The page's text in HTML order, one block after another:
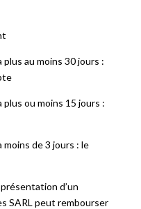
au moins 30 jours :
ou moins 15 jours :
de 3 jours : le
d’un
SARL peut rembourser